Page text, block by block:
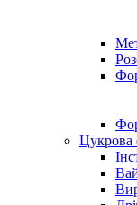
Цукрова